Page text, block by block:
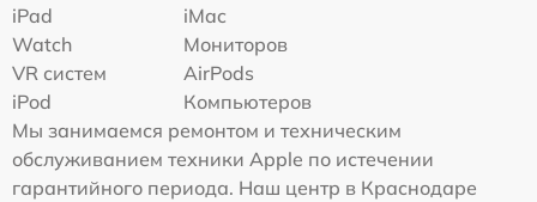
iPad
iMac
Watch
Мониторов
VR систем
AirPods
iPod
Компьютеров
Мы занимаемся ремонтом и техническим
обслуживанием техники Apple по истечении
гарантийного периода. Наш центр в Краснодаре